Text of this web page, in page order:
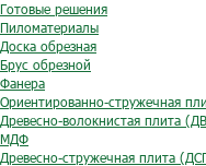
Готовые решения
Пиломатериалы
Доска обрезная
Брус обрезной
Фанера
Ориентированно-стружечная
Древесно-волокнистая плита
МДФ
Древесно-стружечная плита